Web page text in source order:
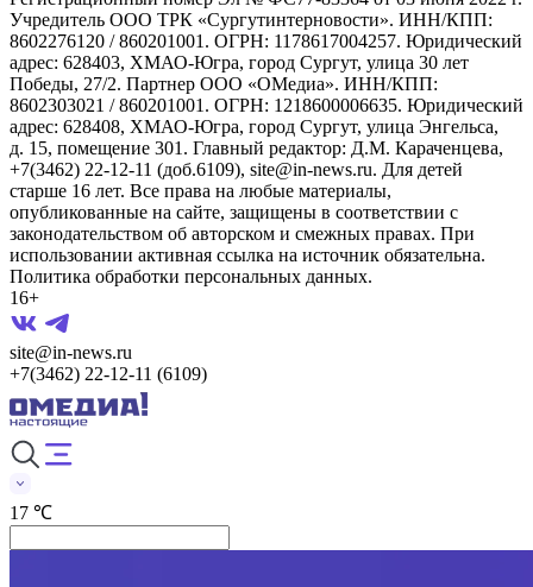
Учредитель ООО ТРК «Сургутинтерновости». ИНН/КПП:
8602276120 / 860201001. ОГРН: 1178617004257. Юридический
адрес: 628403, ХМАО-Югра, город Сургут, улица 30 лет
Победы, 27/2. Партнер ООО «ОМедиа». ИНН/КПП:
8602303021 / 860201001. ОГРН: 1218600006635. Юридический
адрес: 628408, ХМАО-Югра, город Сургут, улица Энгельса,
д. 15, помещение 301. Главный редактор: Д.М. Караченцева,
+7(3462) 22-12-11 (доб.6109), site@in-news.ru. Для детей
старше 16 лет. Все права на любые материалы,
опубликованные на сайте, защищены в соответствии с
законодательством об авторском и смежных правах. При
использовании активная ссылка на источник обязательна.
Политика обработки персональных данных.
16+
site@in-news.ru
+7(3462) 22-12-11 (6109)
17 ℃